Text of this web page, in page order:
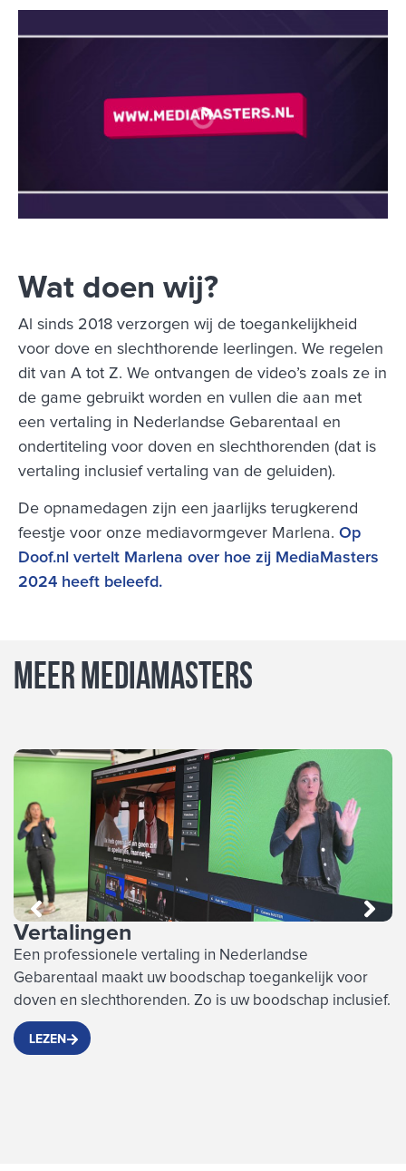
Wat doen wij?
Al sinds 2018 verzorgen wij de toegankelijkheid
voor dove en slechthorende leerlingen. We regelen
dit van A tot Z. We ontvangen de video’s zoals ze in
de game gebruikt worden en vullen die aan met
een vertaling in Nederlandse Gebarentaal en
ondertiteling voor doven en slechthorenden (dat is
vertaling inclusief vertaling van de geluiden).
De opnamedagen zijn een jaarlijks terugkerend
feestje voor onze mediavormgever Marlena. Op
Doof.nl vertelt Marlena over hoe zij MediaMasters
2024 heeft beleefd.
Meer Mediamasters
Vertalingen
Een professionele vertaling in Nederlandse
Gebarentaal maakt uw boodschap toegankelijk voor
doven en slechthorenden. Zo is uw boodschap inclusief.
LEZEN